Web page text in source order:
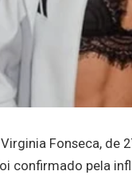
Fonseca, de
confirmado pela